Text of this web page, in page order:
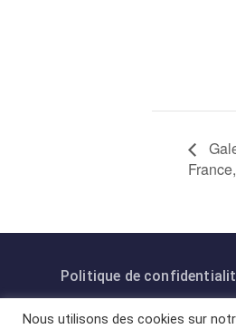
Politique de
Nous utilisons des cookies sur